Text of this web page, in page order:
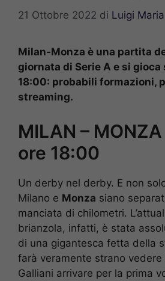
21 Ottobre 2022 di Luigi
Milan-Monza è una partita
giornata di Serie A e si gioca
18:00: probabili formazioni,
streaming.
MILAN –
ore 18:00
Un derby nel derby. E non
Milano e Monza siano
manciata di chilometri.
brianzola, infatti, è stata
di una gigantesca fetta della
farà veramente strano vedere
Galliani arrivare per la prima